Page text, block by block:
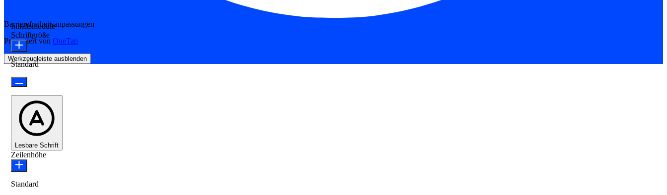
Barrierefreiheitsanpassungen
Präsentiert von OneTap
Werkzeugleiste ausblenden
Inhaltsmodule
Schriftgröße
Standard
Lesbare Schrift
Zeilenhöhe
Standard